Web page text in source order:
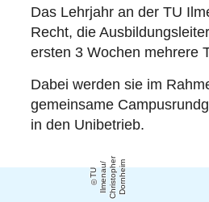
Das Lehrjahr an der TU
Recht, die
ersten 3 Wochen mehrere
Dabei werden sie im
gemeinsame
in den Unibetrieb.
T
U
Il
m
e
n
a
u /
C
h
ri
s
t
o
p
h e
r
D
o
r
n
h
ei m